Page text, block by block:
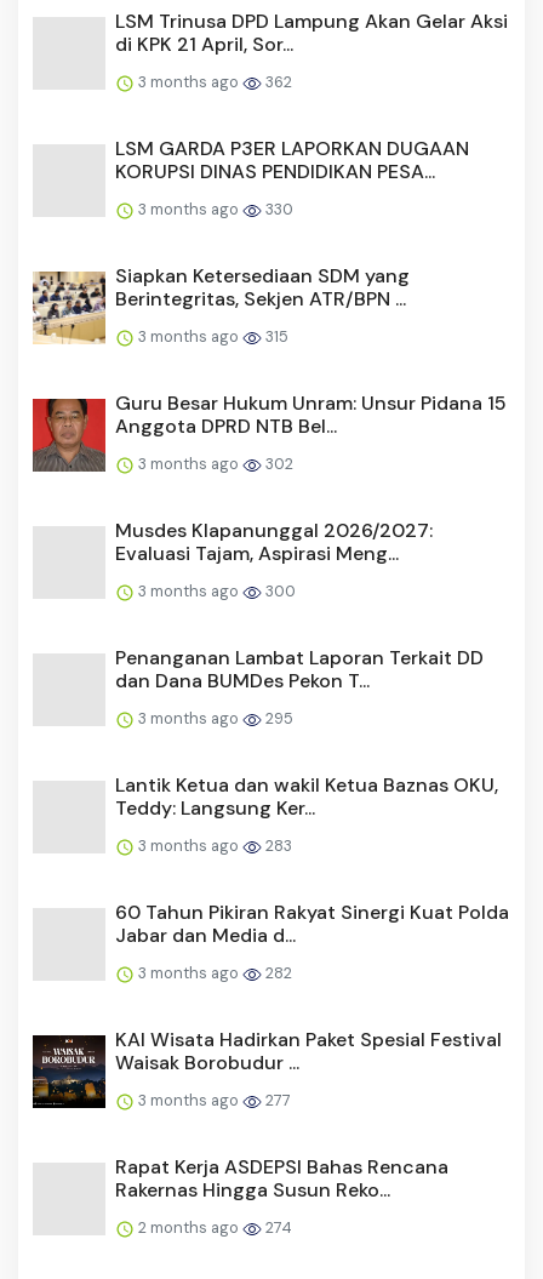
LSM Trinusa DPD Lampung Akan Gelar Aksi
di KPK 21 April, Sor...
3 months ago 362
LSM GARDA P3ER LAPORKAN DUGAAN
KORUPSI DINAS PENDIDIKAN PESA...
3 months ago 330
Siapkan Ketersediaan SDM yang
Berintegritas, Sekjen ATR/BPN ...
3 months ago 315
Guru Besar Hukum Unram: Unsur Pidana 15
Anggota DPRD NTB Bel...
3 months ago 302
Musdes Klapanunggal 2026/2027:
Evaluasi Tajam, Aspirasi Meng...
3 months ago 300
Penanganan Lambat Laporan Terkait DD
dan Dana BUMDes Pekon T...
3 months ago 295
Lantik Ketua dan wakil Ketua Baznas OKU,
Teddy: Langsung Ker...
3 months ago 283
60 Tahun Pikiran Rakyat Sinergi Kuat Polda
Jabar dan Media d...
3 months ago 282
KAI Wisata Hadirkan Paket Spesial Festival
Waisak Borobudur ...
3 months ago 277
Rapat Kerja ASDEPSI Bahas Rencana
Rakernas Hingga Susun Reko...
2 months ago 274